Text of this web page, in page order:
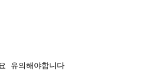
유의해야합니다